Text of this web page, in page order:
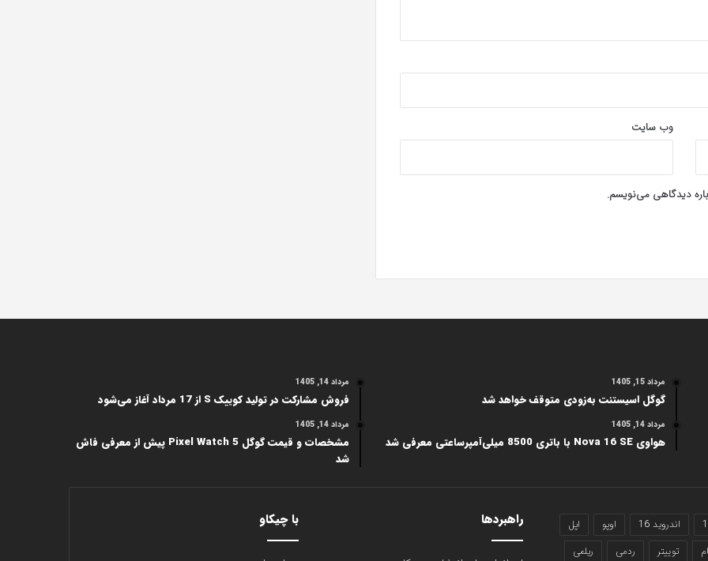
وب‌ سایت
دیدگاهی می‌نویسم.
مرداد 15, 1405
گوگل اسیستنت به‌زودی متوقف خواهد شد
مرداد 14, 1405
هواوی Nova 16 SE با باتری 8500 میلی‌آمپرساعتی معرفی شد
مرداد 14, 1405
فروش مشارکت در تولید کوییک S از 17 مرداد آغاز می‌شود
مرداد 14, 1405
مشخصات و قیمت گوگل Pixel Watch 5 پیش از معرفی فاش
شد
اندروید 16 اوپو
اپل
توییتر ردمی ریلمی
راهبردها با چیکاو